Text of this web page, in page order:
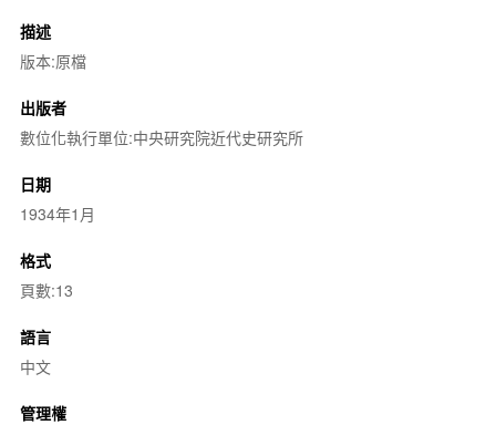
描述
版本:原檔
出版者
數位化執行單位:中央研究院近代史研究所
日期
1934年1月
格式
頁數:13
語言
中文
管理權